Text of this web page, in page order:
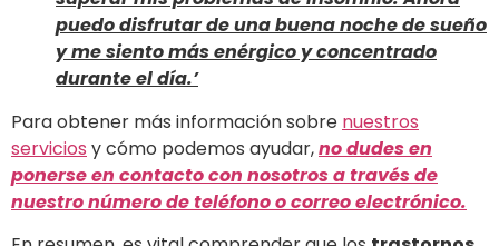
puedo disfrutar de una buena noche de sueño
y me siento más enérgico y concentrado
durante el día.’
Para obtener más información sobre nuestros
servicios y cómo podemos ayudar,no dudes en
ponerse en contacto con nosotros a través de
nuestro número de teléfono o correo electrónico.